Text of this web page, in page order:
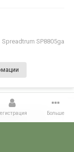
Spreadtrum SP8805ga
0
Больше